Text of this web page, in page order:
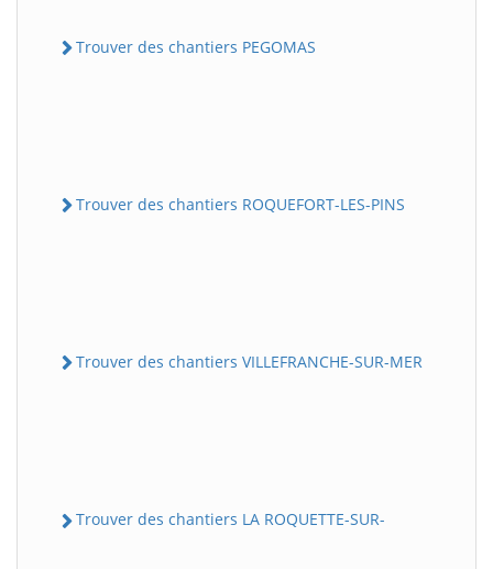
Trouver des chantiers PEGOMAS
Trouver des chantiers ROQUEFORT-LES-PINS
Trouver des chantiers VILLEFRANCHE-SUR-MER
Trouver des chantiers LA ROQUETTE-SUR-